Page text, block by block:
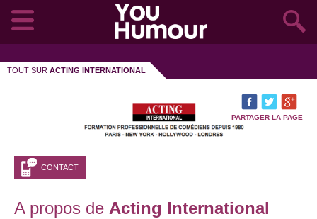
TOUT SUR ACTING INTERNATIONAL
PARTAGER LA PAGE
CONTACT
A propos de Acting International